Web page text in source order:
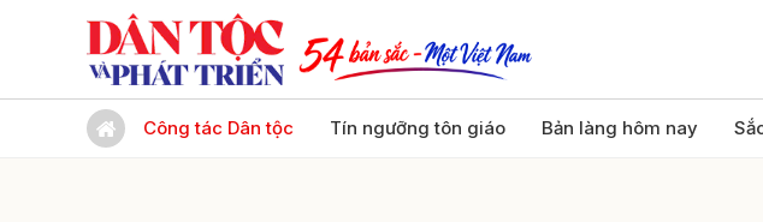
Công tác Dân tộc Tín ngưỡng tôn giáo Bản làng hôm nay
Gửi bình luận